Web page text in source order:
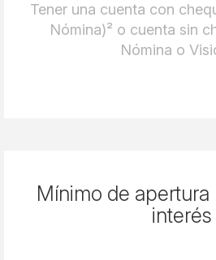
Tener una cuenta con
Nómina)² o cuenta sin
Nómina o
Mínimo de apertura
interés